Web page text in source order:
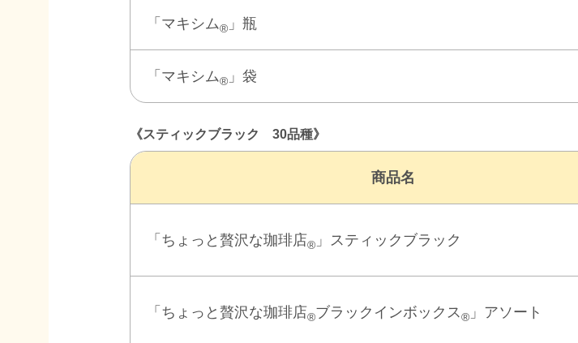
「マキシム® 」瓶
「マキシム® 」袋
《スティックブラック 30品種》
商品名
「ちょっと贅沢な珈琲店® 」スティックブラック
「ちょっと贅沢な珈琲店®ブラックインボックス® 」アソート